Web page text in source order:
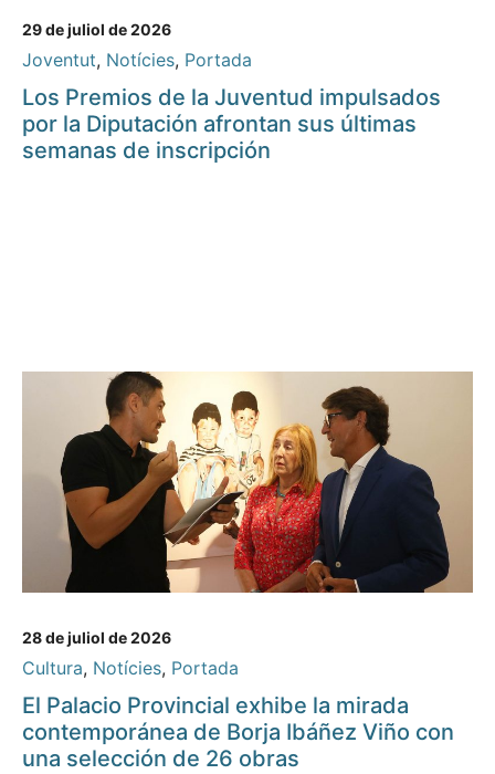
29 de juliol de 2026
Joventut, Notícies, Portada
Los Premios de la Juventud impulsados
por la Diputación afrontan sus últimas
semanas de inscripción
28 de juliol de 2026
Cultura, Notícies, Portada
El Palacio Provincial exhibe la mirada
contemporánea de Borja Ibáñez Viño con
una selección de 26 obras